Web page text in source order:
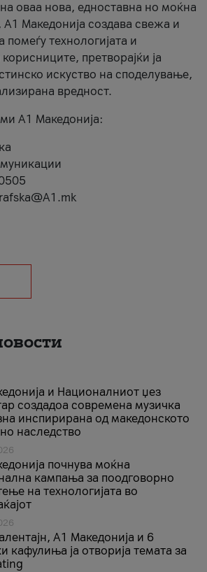
оваа нова, едноставна но моќна
Македонија создава свежа и
помеѓу технологијата и
претворајќи ја
искуство на споделување,
вредност.
А1 Македонија:
и Националниот џез
создадоа современа музичка
инспирирана од македонското
наследство
почнува моќна
кампања за поодговорно
на технологијата во
A1 Македонија и 6
кафулиња ја отворија темата за